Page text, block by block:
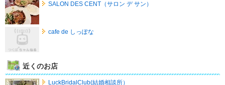
SALON DES CENT（サロン デ サン）
cafe de しっぽな
近くのお店
LuckBridalClub(結婚相談所）